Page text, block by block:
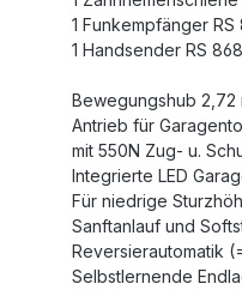
1 Funkempfänger RS
1 Handsender RS
Bewegungshub 2,72
Antrieb für
mit 550N Zug- u.
Integrierte LED
Für niedrige
Sanftanlauf und
Reversierautomatik
Selbstlernende